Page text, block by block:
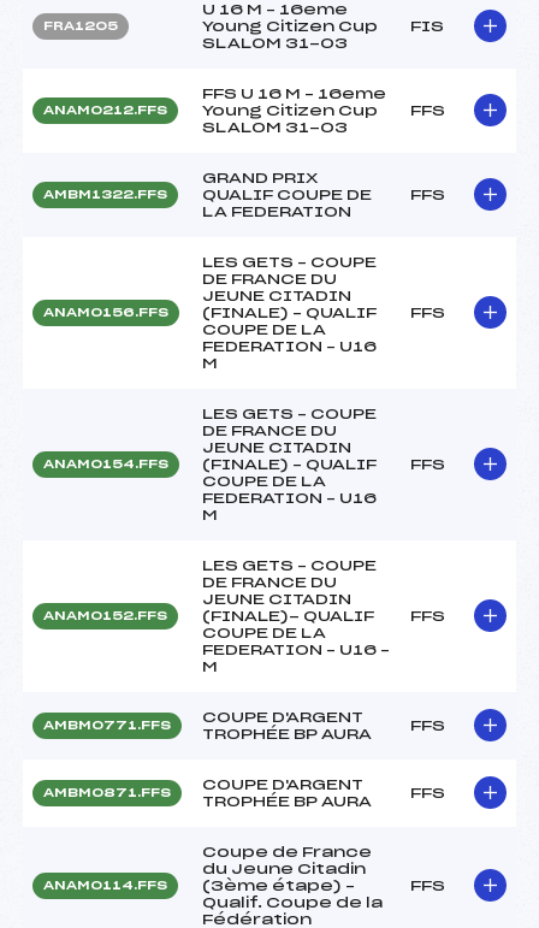
FRA1205
U 16 M – 16eme
Young Citizen Cup
SLALOM 31-03
FIS
ANAM0212.FFS
FFS U 16 M – 16eme
Young Citizen Cup
SLALOM 31-03
FFS
AMBM1322.FFS
GRAND PRIX
QUALIF COUPE DE
LA FEDERATION
FFS
ANAM0156.FFS
LES GETS – COUPE
DE FRANCE DU
JEUNE CITADIN
(FINALE) – QUALIF
COUPE DE LA
FEDERATION – U16
M
FFS
ANAM0154.FFS
LES GETS – COUPE
DE FRANCE DU
JEUNE CITADIN
(FINALE) – QUALIF
COUPE DE LA
FEDERATION – U16
M
FFS
ANAM0152.FFS
LES GETS – COUPE
DE FRANCE DU
JEUNE CITADIN
(FINALE)- QUALIF
COUPE DE LA
FEDERATION – U16 –
M
FFS
AMBM0771.FFS
COUPE D'ARGENT
TROPHÉE BP AURA
FFS
AMBM0871.FFS
COUPE D'ARGENT
TROPHÉE BP AURA
FFS
ANAM0114.FFS
Coupe de France
du Jeune Citadin
(3ème étape) –
Qualif. Coupe de la
Fédération
FFS